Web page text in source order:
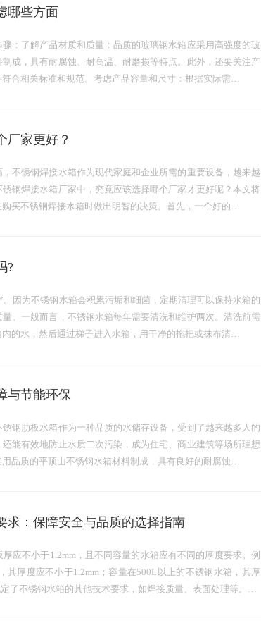
哪些方面
：了解产品材质和质量：品质的玻璃钢水箱应采用高强度的玻
成，具有耐腐蚀、耐高温、耐磨损等特点。此外，还要关注产
合相关标准和规范。考虑产品容量和尺寸：根据实际需…
厂家更好？
不锈钢焊接水箱作为现代家庭和企业所需的重要设备，越来越
钢焊接水箱厂家中，究竟应该选择哪个厂家才更好呢？本文将
买不锈钢焊接水箱时做出明智的决策。首先，一个好的…
?
因为不锈钢水箱会积累污垢和细菌，定期清理可以保持水箱的
。一般而言，不锈钢水箱每年需要清洗和维护两次。清洗前需
的水，然后通过梯子进入水箱，用干净的拖把或抹布清…
与节能环保
钢肋板水箱作为一种品质的水储存设备，受到了越来越多人的
能有效地防止水质二次污染，成为住宅、商业建筑等场所理想
品质的平顶山不锈钢水箱材料制成，具有良好的耐腐蚀…
求：保障安全与品质的选择指南
应不小于1.2mm，且不同容量的水箱应有不同的厚度要求。例
其厚度应不小于1.2mm；容量在500L以上的不锈钢水箱，其厚
了不锈钢水箱的其他技术要求，如焊接质量、表面处理等。…